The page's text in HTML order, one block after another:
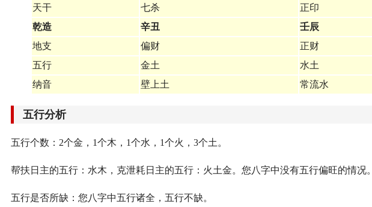
天干
七杀 正印
乾造
辛丑 壬辰
地支
偏财 正财
五行
金土 水土
纳音
壁上土 常流水
五行分析
五行个数：2个金，1个木，1个水，1个火，3个土。
帮扶日主的五行：水木，克泄耗日主的五行：火土金。您八字中没有五行偏旺的情况。
五行是否所缺：您八字中五行诸全，五行不缺。